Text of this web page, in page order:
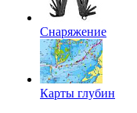
Снаряжение
Карты глубин